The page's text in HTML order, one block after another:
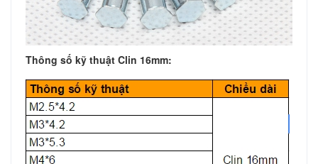
Thông số kỹ thuật Clin 16mm: